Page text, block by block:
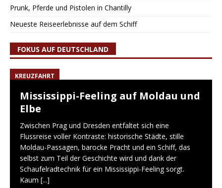
Prunk, Pferde und Pistolen in Chantilly
Neueste Reiseerlebnisse auf dem Schiff
FOKUS AUF DEUTSCHLAND
KREUZFAHRT
Mississippi-Feeling auf Moldau und
Elbe
Zwischen Prag und Dresden entfaltet sich eine
Flussreise voller Kontraste: historische Städte, stille
Moldau-Passagen, barocke Pracht und ein Schiff, das
selbst zum Teil der Geschichte wird und dank der
Schaufelradtechnik für ein Mississippi-Feeling sorgt.
Kaum [...]